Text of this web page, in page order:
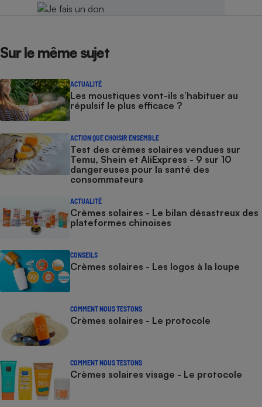
Sur le même sujet
ACTUALITÉ
Les moustiques vont-ils s’habituer au
répulsif le plus efficace ?
ACTION QUE CHOISIR ENSEMBLE
Test des crèmes solaires vendues sur
Temu, Shein et AliExpress - 9 sur 10
dangereuses pour la santé des
consommateurs
ACTUALITÉ
Crèmes solaires - Le bilan désastreux des
plateformes chinoises
CONSEILS
Crèmes solaires - Les logos à la loupe
COMMENT NOUS TESTONS
Crèmes solaires - Le protocole
COMMENT NOUS TESTONS
Crèmes solaires visage - Le protocole